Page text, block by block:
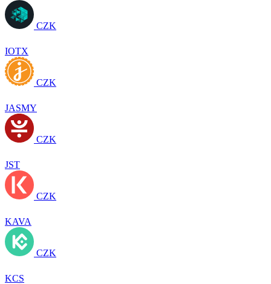
CZK
IOTX
CZK
JASMY
CZK
JST
CZK
KAVA
CZK
KCS